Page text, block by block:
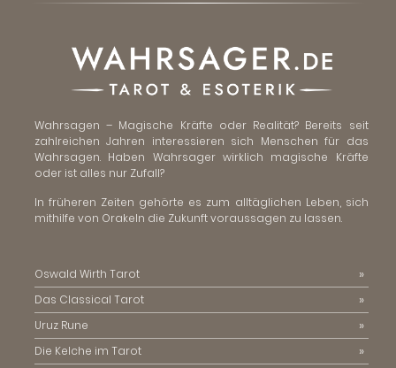
Wahrsagen – Magische Kräfte oder Realität? Bereits seit
zahlreichen Jahren interessieren sich Menschen für das
Wahrsagen. Haben Wahrsager wirklich magische Kräfte
oder ist alles nur Zufall?
In früheren Zeiten gehörte es zum alltäglichen Leben, sich
mithilfe von Orakeln die Zukunft voraussagen zu lassen.
Oswald Wirth Tarot
Das Classical Tarot
Uruz Rune
Die Kelche im Tarot